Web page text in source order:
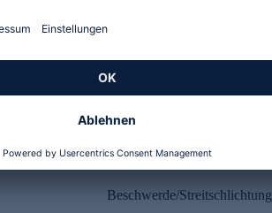
Rechtliches
Beschwerde/Streitschlichtung